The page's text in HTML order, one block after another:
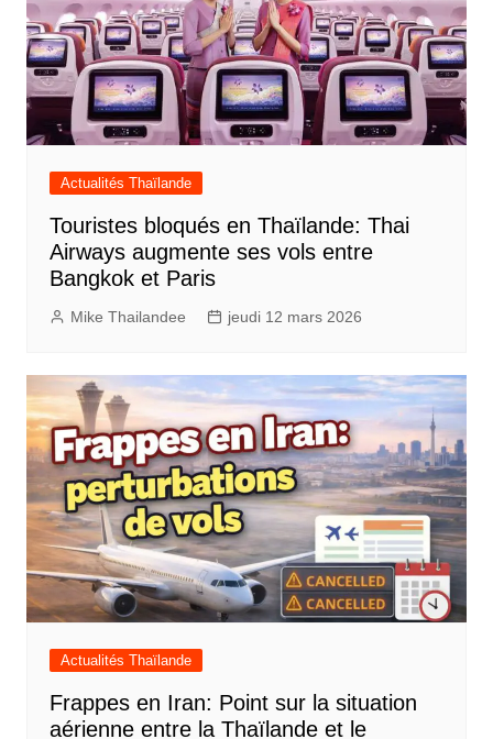
Actualités Thaïlande
Touristes bloqués en Thaïlande: Thai
Airways augmente ses vols entre
Bangkok et Paris
Mike Thailandee jeudi 12 mars 2026
Actualités Thaïlande
Frappes en Iran: Point sur la situation
aérienne entre la Thaïlande et le